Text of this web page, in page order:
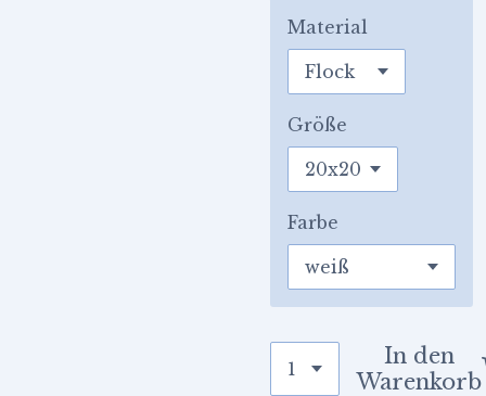
Material
Größe
Farbe
In den
Warenkorb